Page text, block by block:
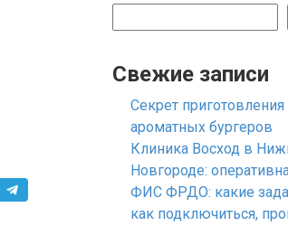
Свежие записи
Секрет
ароматных бургеров
Клиника Восход в
Новгороде:
ФИС ФРДО: какие
как подключиться,